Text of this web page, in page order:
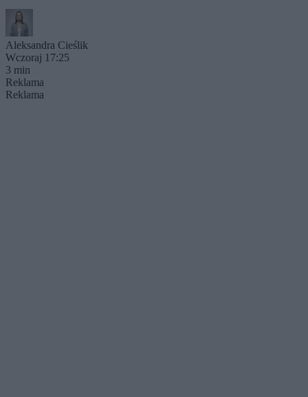
Aleksandra Cieślik
Wczoraj 17:25
3 min
Reklama
Reklama